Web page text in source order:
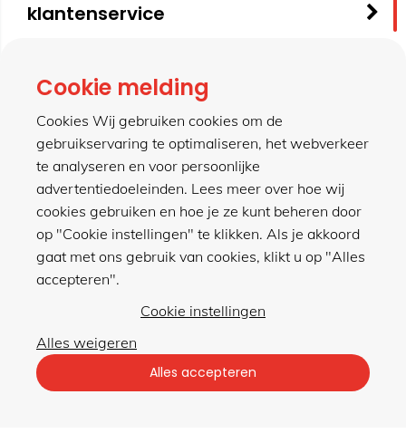
klantenservice
contact
meer van hillen
winkel
Algemene voorwaarden
Cookie melding
Cookies Wij gebruiken cookies om de
gebruikservaring te optimaliseren, het webverkeer
te analyseren en voor persoonlijke
advertentiedoeleinden. Lees meer over hoe wij
cookies gebruiken en hoe je ze kunt beheren door
op "Cookie instellingen" te klikken. Als je akkoord
gaat met ons gebruik van cookies, klikt u op "Alles
accepteren".
Cookie instellingen
Alles weigeren
Alles accepteren